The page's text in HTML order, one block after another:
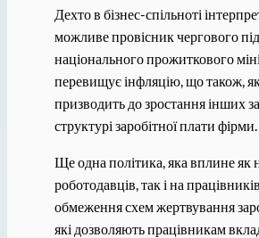
Дехто в бізнес-спільноті
можливе провісник чергового
національного прожиткового
перевищує інфляцію, що також,
призводить до зростання інших
структурі заробітної плати фірми.
Ще одна політика, яка вплине як
роботодавців, так і на
обмеження схем жертвування
які дозволяють працівникам